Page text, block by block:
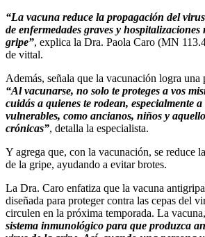
“La vacuna reduce la propagación del
de enfermedades graves y
gripe”, explica la Dra. Paola Caro (MN
de vittal.
Además, señala que la vacunación logra
“Al vacunarse, no solo te proteges a vos
cuidás a quienes te rodean, especialmente
vulnerables, como ancianos, niños y
crónicas”, detalla la especialista.
Y agrega que, con la vacunación, se reduce
de la gripe, ayudando a evitar brotes.
La Dra. Caro enfatiza que la vacuna
diseñada para proteger contra las cepas del
circulen en la próxima temporada. La
sistema inmunológico para que produzca